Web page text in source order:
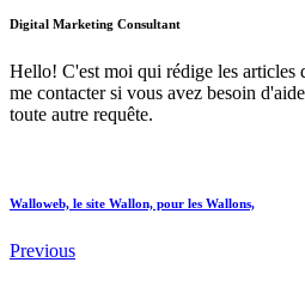
Digital Marketing Consultant
Hello! C'est moi qui rédige les articles
me contacter si vous avez besoin
toute autre requête.
Walloweb, le site Wallon, pour les Wallons,
Previous